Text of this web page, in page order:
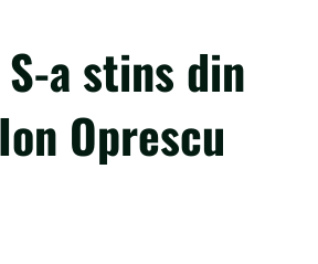
a stins din
Oprescu